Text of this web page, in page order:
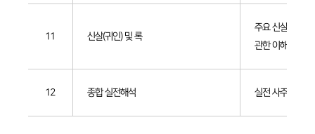
11 신살(귀인) 및 록
주요 신살(귀인)
관한 이해
12 종합 실전해석 실전 사주 풀이